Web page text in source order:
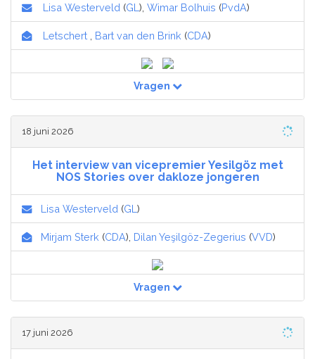
Lisa Westerveld (GL ), Wimar Bolhuis (PvdA)
Letschert Bart van den Brink (CDA)
Vragen
18 juni 2026
Het interview van vicepremier Yesilgöz met
NOS Stories over dakloze jongeren
Lisa Westerveld (GL )
Mirjam Sterk (CDA), Dilan Yeşilgöz-Zegerius (VVD)
Vragen
17 juni 2026